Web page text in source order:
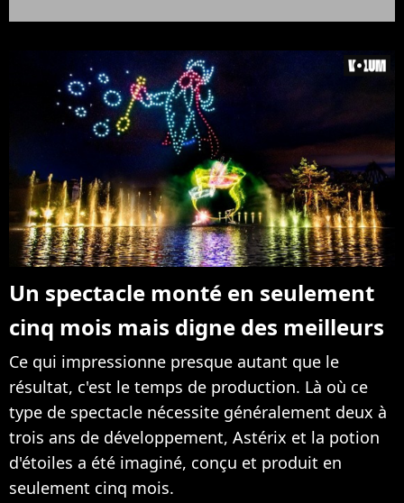
Un spectacle monté en seulement
cinq mois mais digne des meilleurs
Ce qui impressionne presque autant que le
résultat, c'est le temps de production. Là où ce
type de spectacle nécessite généralement deux à
trois ans de développement, Astérix et la potion
d'étoiles a été imaginé, conçu et produit en
seulement cinq mois.